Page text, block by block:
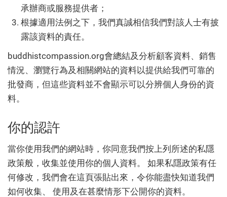
承辦商或服務提供者；
根據適用法例之下，我們真誠相信我們對該人士有披
露該資料的責任。
buddhistcompassion.org會總結及分析顧客資料、銷售
情況、瀏覽行為及相關網站的資料以提供給我們可靠的
批發商，但這些資料並不會顯示可以分辨個人身份的資
料。
你的認許
當你使用我們的網站時，你同意我們按上列所述的私隱
政策般，收集並使用你的個人資料。 如果私隱政策有任
何修改，我們會在這頁張貼出來，令你能盡快知道我們
如何收集、 使用及在甚麼情形下公開你的資料。